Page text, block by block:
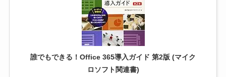
誰でもできる！Office 365導入ガイド 第2版 (マイク
ロソフト関連書)